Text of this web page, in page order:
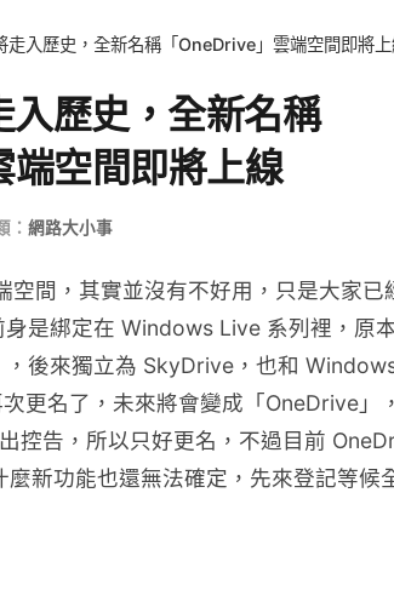
入歷史，全新名稱「OneDrive」雲端空間即將
歷史，全新名稱
端空間即將上線
： 網路大小事
間，其實並沒有不好用，只是大家已
是綁定在 Windows Live 系列裡，原
，後來獨立為 SkyDrive，也和
更名了，未來將會變成「OneDrive」
控告，所以只好更名，不過目前
新功能也還無法確定，先來登記等候